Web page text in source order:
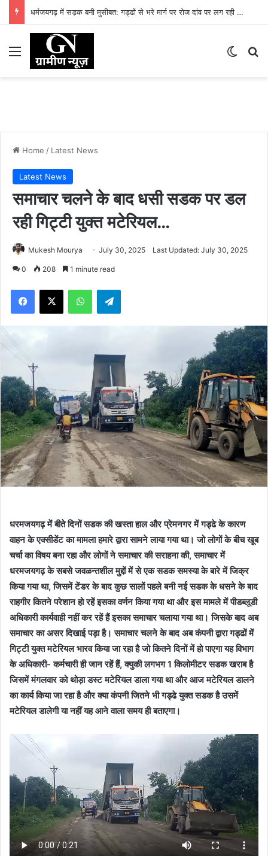
धरमजयगढ़ में मलेरिया अलर्ट: स्वास्थ्य विभाग ने शुरू किया जन-जागरूकता अभियान, समय पर जांच और बचाव की अपील
Menu
Home / Latest News
Latest News
समाचार चलने के बाद धसी सडक पर डल
रही गिट्टी युक्त मटेरियल…
Mukesh Mourya July 30, 2025 Last Updated: July 30, 2025
0 208 1 minute read
Facebook
X WhatsAppTelegram
धरमजयगढ़ में बीते दिनों सडक की खस्ता हाल और प्रेमनगर में गड्ढे के कारण
वाहन के एक्सीडेंट का मामला हमारे द्वारा सामने लाया गया था। जो लोगों के बीच खूब
चर्चा का विषय बना रहा और लोगों ने समाचार की सराहना की, समाचार में
धरमजयगढ़ के सबसे जवळन्तशील मुद्दों में से एक सडक समस्या के बारे में जिक्र
किया गया था, जिसमें टेंडर के बाद कुछ सालों पहले बनी नई सडक के धसने के बाद
राहगीर कितने परेशान हो रहें इसका वर्णन किया गया था और इस मामले में पीडब्लूडी
अधिकारी कार्यवाही नहीं कर रहें हैं इसका समाचार चलाया गया था। जिसके बाद अब
समाचार का असर दिखाई पड़ा है। समाचार चलने के बाद अब कंपनी द्वारा गड्ढों में
गिट्टी युक्त मटेरियल भारव किया जा रहा है जो कितने दिनों में हो पाएगा यह विभाग
के अधिकारी- कर्मचारी ही जान रहें हैं, क्युकी लगभग 1 किलोमीटर सडक खराब है
जिसमें मंगलवार को थोड़ा डस्ट मटेरियल डाला गया था और आज मटेरियल डालने
का कार्य किया जा रहा है और क्या कंपनी जितने भी गड्ढे युक्त सडक है उसमें
मटेरियल डालेगी या नहीं यह आने वाला समय ही बताएगा।